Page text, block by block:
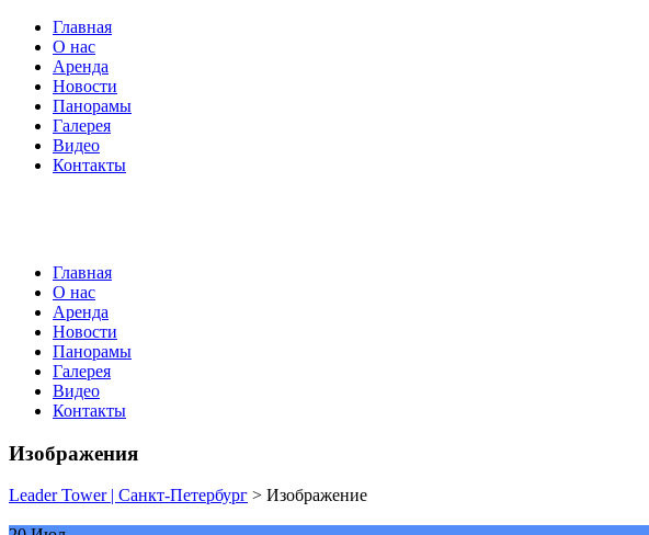
Главная
О нас
Аренда
Новости
Панорамы
Галерея
Видео
Контакты
Главная
О нас
Аренда
Новости
Панорамы
Галерея
Видео
Контакты
Изображения
Leader Tower | Санкт-Петербург > Изображение